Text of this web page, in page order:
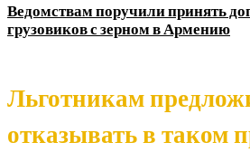
Ведомствам поручили принять
грузовиков с зерном в Армению
Льготникам
отказывать в таком